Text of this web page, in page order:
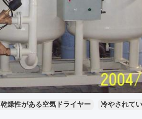
乾燥性がある空気ドライヤー 冷やされて